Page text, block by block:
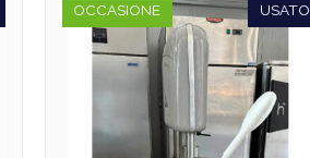
OCCASIONE USATO